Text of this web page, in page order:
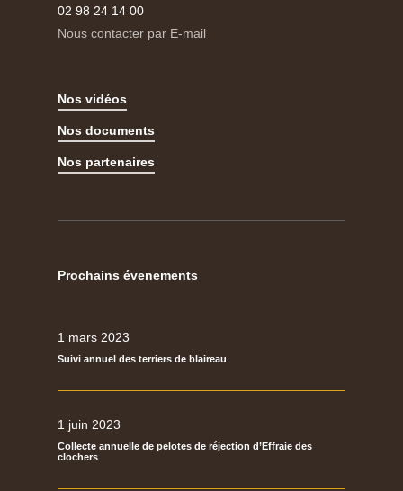
02 98 24 14 00
Nous contacter par E-mail
Nos vidéos
Nos documents
Nos partenaires
Prochains évenements
1 mars 2023
Suivi annuel des terriers de blaireau
1 juin 2023
Collecte annuelle de pelotes de réjection d’Effraie des
clochers